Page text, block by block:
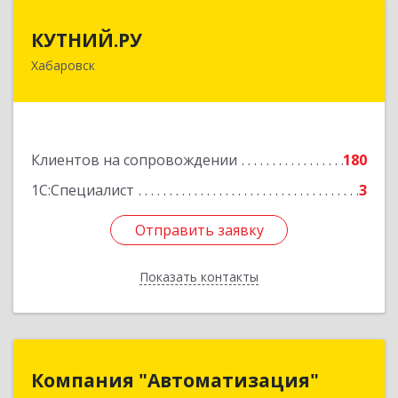
КУТНИЙ.РУ
Хабаровск
Клиентов на сопровождении
180
1С:Специалист
3
Отправить заявку
Показать контакты
680007, Хабаровский край, Хабаровск г,
Отправить заявку
Назад
Компания "Автоматизация"